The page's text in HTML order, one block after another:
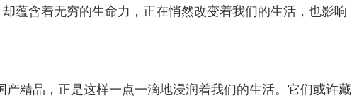
蕴含着无穷的生命力，正在悄然改变着我们的生活，也影响
产精品，正是这样一点一滴地浸润着我们的生活。它们或许藏